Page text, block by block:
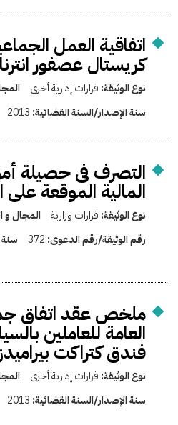
اتفاقية العمل
كريستال عصفور
نوع الوثيقة: قرارات إدارية أخرى
سنة الإصدار/السنة القضائية: 2013
التصرف فى حصيلة
المالية الموقعة على
نوع الوثيقة: قرارات وزارية المجال و
رقم الوثيقة/رقم الدعوى: 372 سنة
ملخص عقد اتفاق
العامة للعاملين
فندق كتراكت
نوع الوثيقة: قرارات إدارية أخرى
سنة الإصدار/السنة القضائية: 2013